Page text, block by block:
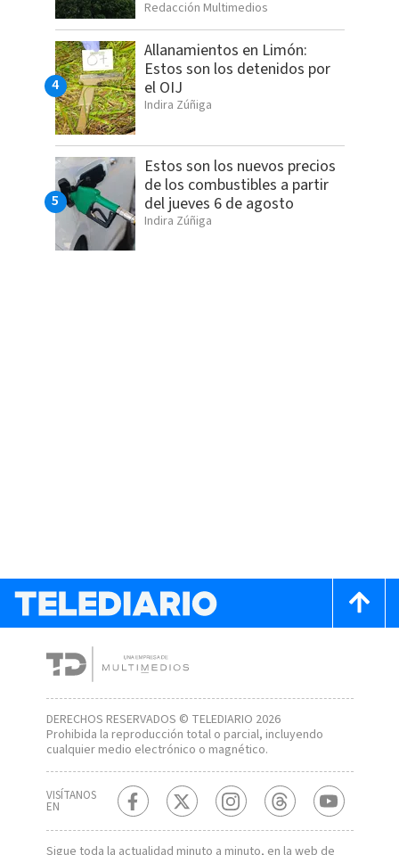
Redacción Multimedios
Allanamientos en Limón:
Estos son los detenidos por
el OIJ
Indira Zúñiga
Estos son los nuevos precios
de los combustibles a partir
del jueves 6 de agosto
Indira Zúñiga
DERECHOS RESERVADOS © TELEDIARIO 2026
Prohibida la reproducción total o parcial, incluyendo
cualquier medio electrónico o magnético.
VISÍTANOS
EN